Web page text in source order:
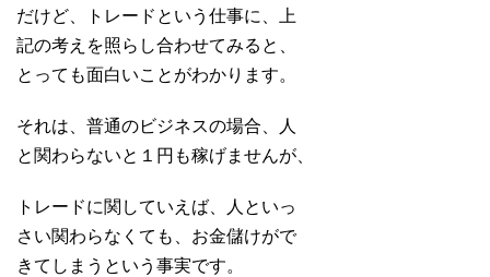
だけど、トレードという仕事に、上
記の考えを照らし合わせてみると、
とっても面白いことがわかります。
それは、普通のビジネスの場合、人
と関わらないと１円も稼げませんが、
トレードに関していえば、人といっ
さい関わらなくても、お金儲けがで
きてしまうという事実です。